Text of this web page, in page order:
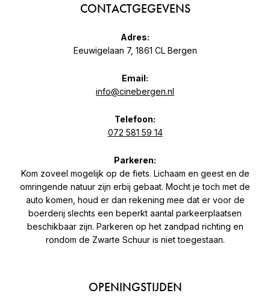
CONTACTGEGEVENS
Adres:
Eeuwigelaan 7, 1861 CL Bergen
Email:
info@cinebergen.nl
Telefoon:
072 581 59 14
Parkeren:
Kom zoveel mogelijk op de fiets. Lichaam en geest en de
omringende natuur zijn erbij gebaat. Mocht je toch met de
auto komen, houd er dan rekening mee dat er voor de
boerderij slechts een beperkt aantal parkeerplaatsen
beschikbaar zijn. Parkeren op het zandpad richting en
rondom de Zwarte Schuur is niet toegestaan.
OPENINGSTIJDEN